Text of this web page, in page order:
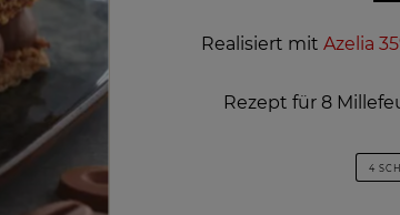
Realisiert mit Azelia
Rezept für 8
4